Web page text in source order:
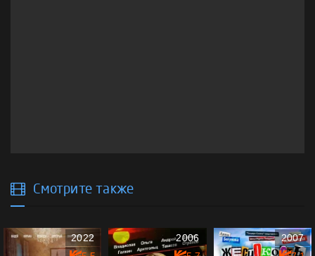
Смотрите также
2022
2006
2007